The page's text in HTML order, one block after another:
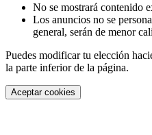
No se mostrará contenido
Los anuncios no se
general, serán de menor
Puedes modificar tu elección
la parte inferior de la página.
Aceptar cookies